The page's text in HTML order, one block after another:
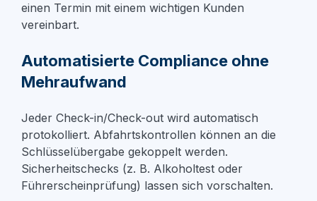
einen Termin mit einem wichtigen Kunden
vereinbart.
Automatisierte Compliance ohne
Mehraufwand
Jeder Check-in/Check-out wird automatisch
protokolliert. Abfahrtskontrollen können an die
Schlüsselübergabe gekoppelt werden.
Sicherheitschecks (z. B. Alkoholtest oder
Führerscheinprüfung) lassen sich vorschalten.